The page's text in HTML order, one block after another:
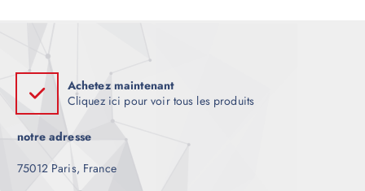
Achetez maintenant
Cliquez ici pour voir tous les produits
notre adresse
75012 Paris, France